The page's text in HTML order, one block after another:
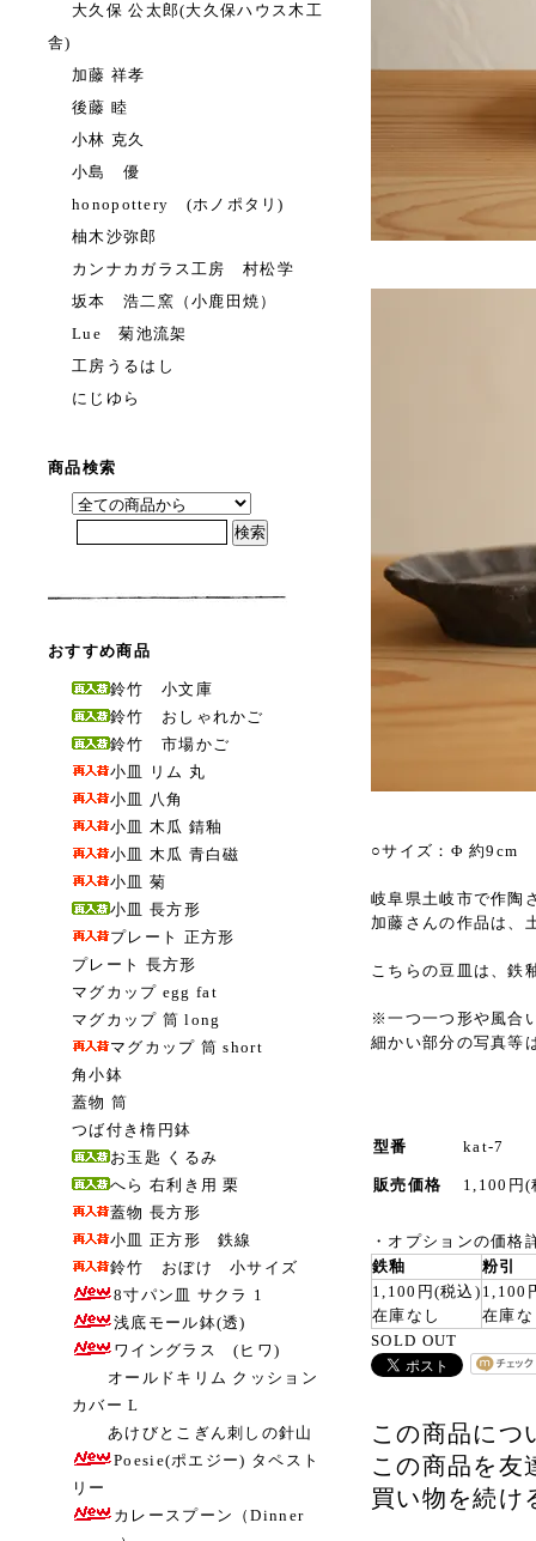
大久保 公太郎(大久保ハウス木工
舎)
加藤 祥孝
後藤 睦
小林 克久
小島 優
honopottery (ホノポタリ)
柚木沙弥郎
カンナカガラス工房 村松学
坂本 浩二窯（小鹿田焼）
Lue 菊池流架
工房うるはし
にじゆら
商品検索
おすすめ商品
鈴竹 小文庫
鈴竹 おしゃれかご
鈴竹 市場かご
小皿 リム 丸
小皿 八角
小皿 木瓜 錆釉
小皿 木瓜 青白磁
小皿 菊
小皿 長方形
プレート 正方形
プレート 長方形
マグカップ egg fat
マグカップ 筒 long
マグカップ 筒 short
角小鉢
蓋物 筒
つば付き楕円鉢
お玉匙 くるみ
へら 右利き用 栗
蓋物 長方形
小皿 正方形 鉄線
鈴竹 おぼけ 小サイズ
8寸パン皿 サクラ 1
浅底モール鉢(透)
ワイングラス (ヒワ)
オールドキリム クッション
カバー L
あけびとこぎん刺しの針山
Poesie(ポエジー) タペスト
リー
カレースプーン（Dinner
○サイズ：Φ 約9cm
岐阜県土岐市で作陶
加藤さんの作品は、
こちらの豆皿は、鉄
※一つ一つ形や風合
細かい部分の写真等
型番 kat-7
販売価格 1,100円(
・ オプションの価格
鉄釉
粉引
1,100円(税込)
在庫なし
1,100
在庫
SOLD OUT
この商品につ
この商品を友
買い物を続け